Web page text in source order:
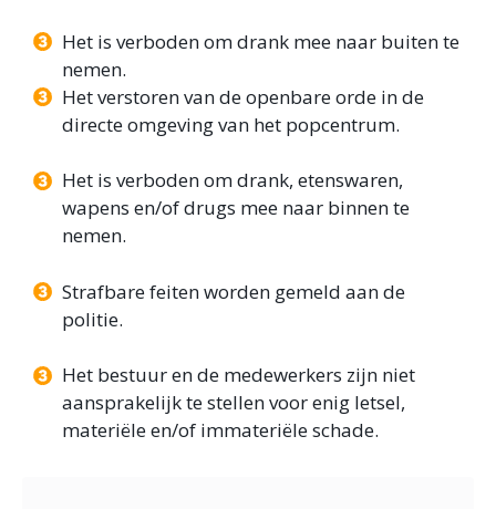
Het is verboden om drank mee naar buiten te
nemen.
Het verstoren van de openbare orde in de
directe omgeving van het popcentrum.
Het is verboden om drank, etenswaren,
wapens en/of drugs mee naar binnen te
nemen.
Strafbare feiten worden gemeld aan de
politie.
Het bestuur en de medewerkers zijn niet
aansprakelijk te stellen voor enig letsel,
materiële en/of immateriële schade.